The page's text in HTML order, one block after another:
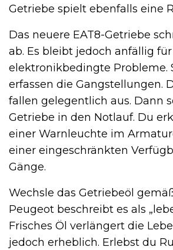
Getriebe spielt ebenfalls eine
Das neuere EAT8-Getriebe
ab. Es bleibt jedoch anfällig für
elektronikbedingte Probleme.
erfassen die Gangstellungen.
fallen gelegentlich aus. Dann
Getriebe in den Notlauf. Du
einer Warnleuchte im
einer eingeschränkten
Gänge.
Wechsle das Getriebeöl
Peugeot beschreibt es als
Frisches Öl verlängert die
jedoch erheblich. Erlebst du